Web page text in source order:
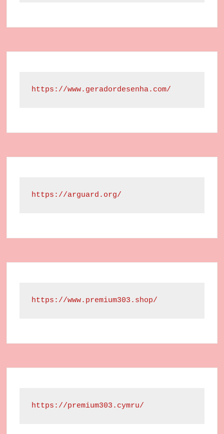
https://www.geradordesenha.com/
https://arguard.org/
https://www.premium303.shop/
https://premium303.cymru/